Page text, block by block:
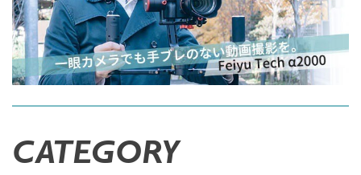
CATEGORY